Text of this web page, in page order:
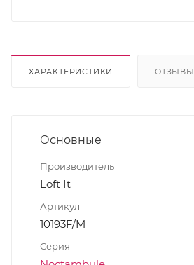
ХАРАКТЕРИСТИКИ ОТЗЫВЫ
Основные
Производитель
Loft It
Артикул
10193F/M
Серия